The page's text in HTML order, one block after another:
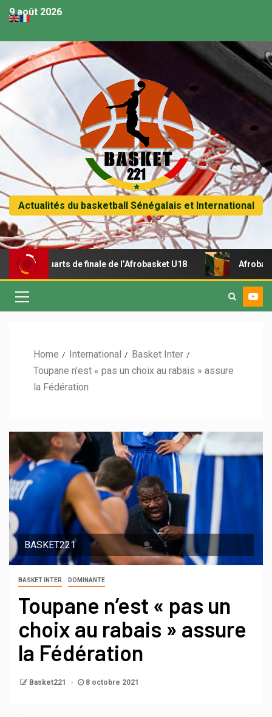
9 août 2026
Actualités du basketball Sénégalais et International
de finale de l’Afrobasket U18 Afrobasket U18 –
Home International
Basket Inter
Toupane n’est « pas un choix au rabais » assure
la Fédération
BASKET221
BASKET INTER DOMINANTE
Toupane n’est « pas un
choix au rabais » assure
la Fédération
Basket221 8 octobre 2021